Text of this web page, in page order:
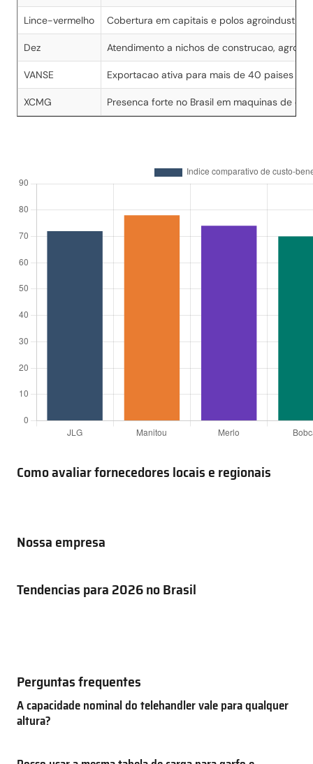
Lince-vermelho Cobertura em capitais e polos agroindustriais
Dez Atendimento a nichos de construcao, agro e
VANSE Exportacao ativa para mais de 40 paises e
XCMG Presenca forte no Brasil em maquinas de
Como avaliar fornecedores locais e regionais
Nossa empresa
Tendencias para 2026 no Brasil
Perguntas frequentes
A capacidade nominal do telehandler vale para qualquer
altura?